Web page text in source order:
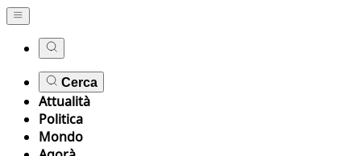
Cerca
Attualità
Politica
Mondo